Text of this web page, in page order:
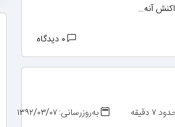
دقیقه
به‌روزرسانی: ۱۳۹۲/۰۳/۰۷